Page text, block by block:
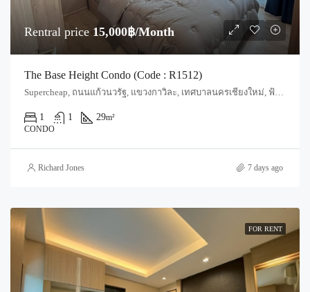
Rentral price 15,000฿/Month
The Base Height Condo (Code : R1512)
1 1 29m²
CONDO
Richard Jones 7 days ago
FOR RENT